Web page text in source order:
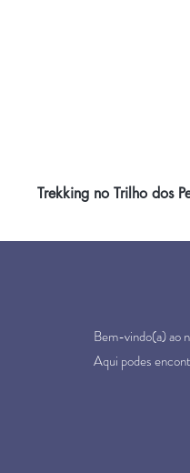
Trekking no Trilho dos
Bem-vindo(a) ao
Aqui podes